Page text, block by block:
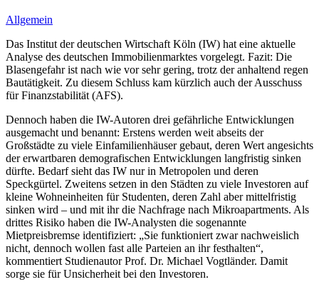
Allgemein
Das Institut der deutschen Wirtschaft Köln (IW) hat eine aktuelle
Analyse des deutschen Immobilienmarktes vorgelegt. Fazit: Die
Blasengefahr ist nach wie vor sehr gering, trotz der anhaltend regen
Bautätigkeit. Zu diesem Schluss kam kürzlich auch der Ausschuss
für Finanzstabilität (AFS).
Dennoch haben die IW-Autoren drei gefährliche Entwicklungen
ausgemacht und benannt: Erstens werden weit abseits der
Großstädte zu viele Einfamilienhäuser gebaut, deren Wert angesichts
der erwartbaren demografischen Entwicklungen langfristig sinken
dürfte. Bedarf sieht das IW nur in Metropolen und deren
Speckgürtel. Zweitens setzen in den Städten zu viele Investoren auf
kleine Wohneinheiten für Studenten, deren Zahl aber mittelfristig
sinken wird – und mit ihr die Nachfrage nach Mikroapartments. Als
drittes Risiko haben die IW-Analysten die sogenannte
Mietpreisbremse identifiziert: „Sie funktioniert zwar nachweislich
nicht, dennoch wollen fast alle Parteien an ihr festhalten“,
kommentiert Studienautor Prof. Dr. Michael Vogtländer. Damit
sorge sie für Unsicherheit bei den Investoren.